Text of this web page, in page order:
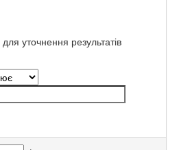
уточнення результатів